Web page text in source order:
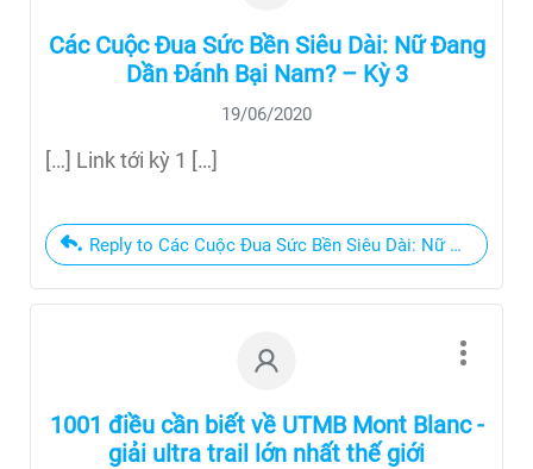
Các Cuộc Đua Sức Bền Siêu Dài: Nữ Đang
Dần Đánh Bại Nam? – Kỳ 3
19/06/2020
[…] Link tới kỳ 1 […]
Reply to Các Cuộc Đua Sức Bền Siêu Dài: Nữ Đang
1001 điều cần biết về UTMB Mont Blanc -
giải ultra trail lớn nhất thế giới